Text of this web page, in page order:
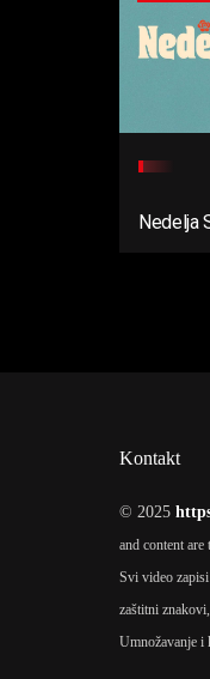
Nedelja
Kontakt
© 2025
and content
Svi video
zaštitni
Umnožavanje i